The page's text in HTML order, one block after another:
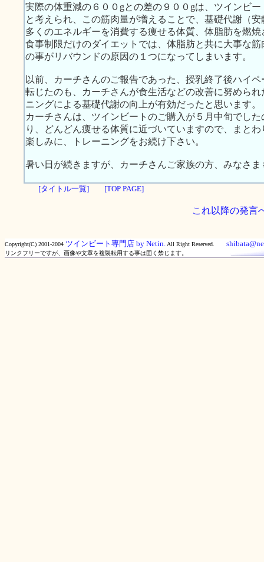
実際の体重減の６００gとの差の９００gは、ツインビ
と考えられ、この筋肉量が増えることで、基礎代謝（
多くのエネルギーを消費する痩せる体質、体脂肪を燃
食事制限だけのダイエットでは、体脂肪と共に大事な
の事がリバウンドの原因の１つになってしまいます。
以前、カーチさんのご報告であった、授乳終了後ハイ
転じたのも、カーチさんが食生活などの改善に努めら
ニングによる基礎代謝の向上が有効だったと思います。
カーチさんは、ツインビートのご購入が５月中旬でし
り、どんどん痩せる体質に近づいていますので、まと
楽しみに、トレーニングをお続け下さい。
暑い日が続きますが、カーチさんご家族の方、みなさ
[タイトル一覧] [TOP PAGE]
これ以降の発言
Copyright(C) 2001-2004 ツインビート専門店 by Netin. All Right Reserved.
リンクフリーですが、画像や文章を複製転用する事は固く禁じます。